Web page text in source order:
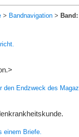
> Bandnavigation >
den Endzweck des
einem Briefe.